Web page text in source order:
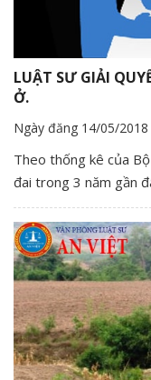
LUẬT SƯ GIẢI
Ở.
Ngày đăng 14/05/2018
Theo thống kê của
đai trong 3 năm gần